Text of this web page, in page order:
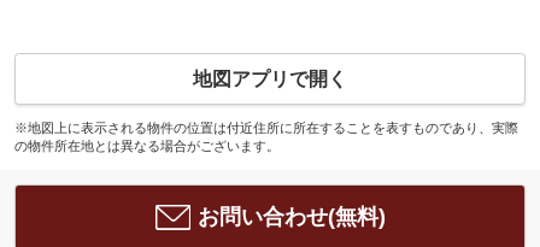
地図アプリで開く
※地図上に表示される物件の位置は付近住所に所在することを表すものであり、実際
の物件所在地とは異なる場合がございます。
お問い合わせ(無料)